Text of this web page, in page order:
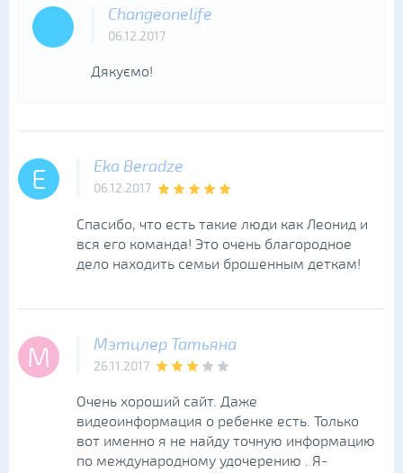
Changeonelife
06.12.2017
Дякуємо!
E Eka Beradze
06.12.2017
Спасибо, что есть такие люди как Леонид и
вся его команда! Это очень благородное
дело находить семьи брошенным деткам!
М Мэтцлер Татьяна
26.11.2017
Очень хороший сайт. Даже
видеоинформация о ребенке есть. Только
вот именно я не найду точную информацию
по международному удочерению . Я-